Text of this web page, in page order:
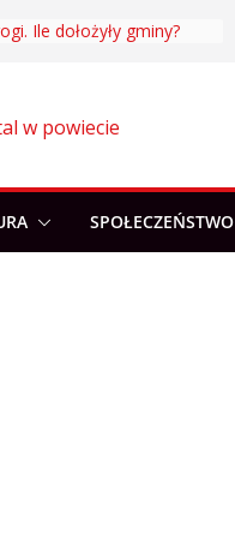
Ile dołożyły gminy?
w powiecie
SPOŁECZEŃSTWO